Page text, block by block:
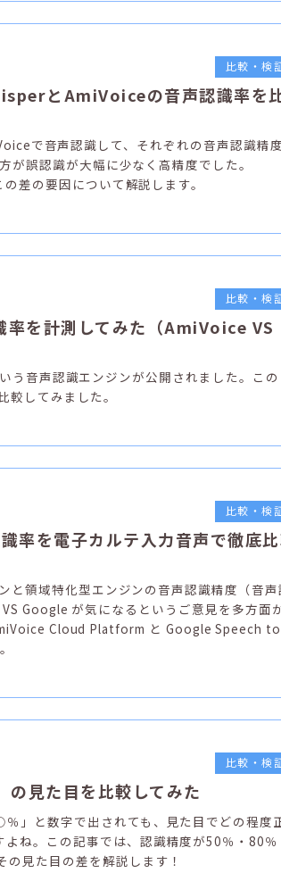
比較・検
とAmiVoiceの音声認識率を
で音声認識して、それぞれの音声認識精
誤認識が大幅に少なく高精度でした。
差の要因について解説します。
比較・検
を計測してみた（AmiVoice VS
音声認識エンジンが公開されました。この
してみました。
比較・検
を電子カルテ入力音声で徹底
と領域特化型エンジンの音声認識精度（音声
Google が気になるというご意見を多方面
Cloud Platform と Google Speech to
比較・検
見た目を比較してみた
」と数字で出されても、見た目でどの程度
ね。この記事では、認識精度が50％・80％
見た目の差を解説します！